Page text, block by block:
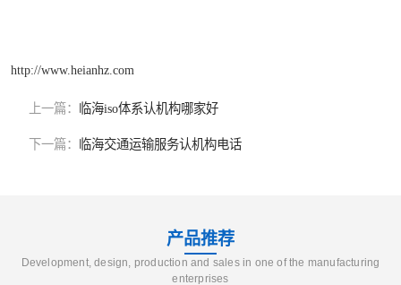
http://www.heianhz.com
上一篇： 临海iso体系认机构哪家好
下一篇： 临海交通运输服务认机构电话
产品推荐
Development, design, production and sales in one of the manufacturing
enterprises